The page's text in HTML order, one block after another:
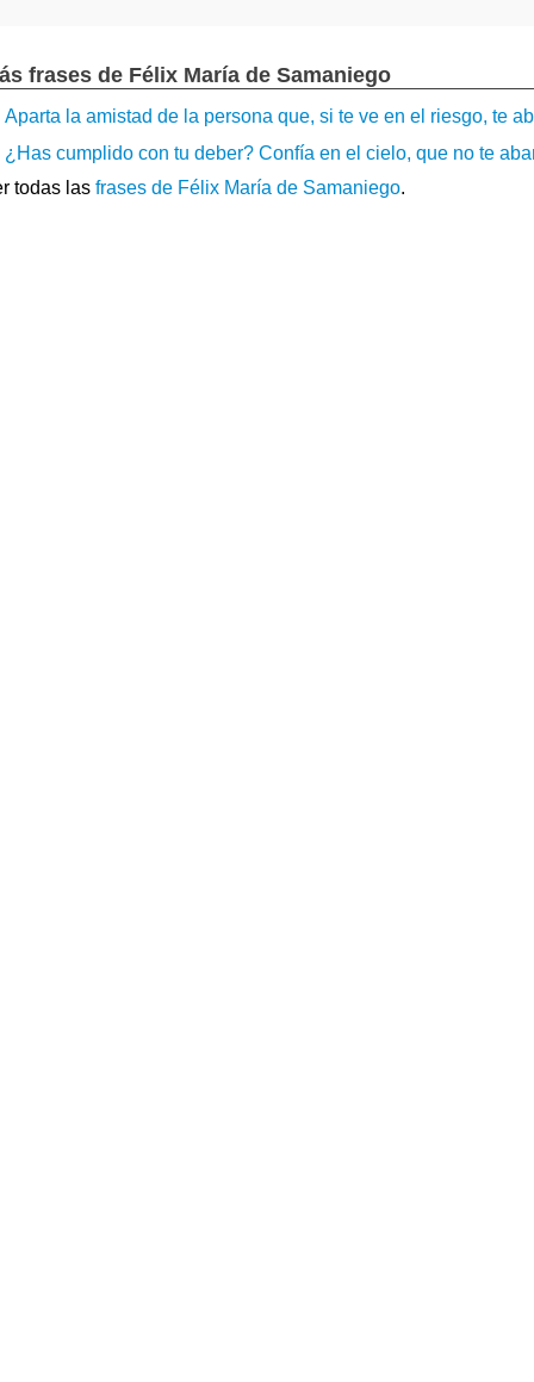
frases de Félix María de Samaniego
Aparta la amistad de la persona que, si te ve en el riesgo, te
¿Has cumplido con tu deber? Confía en el cielo, que no te
todas las frases de Félix María de Samaniego.